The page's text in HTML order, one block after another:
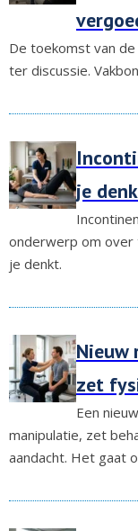
De toekomst van
ter discussie.
je
onderwerp om over
je denkt.
Nieuw
zet
Een
manipulatie, zet
aandacht. Het gaat